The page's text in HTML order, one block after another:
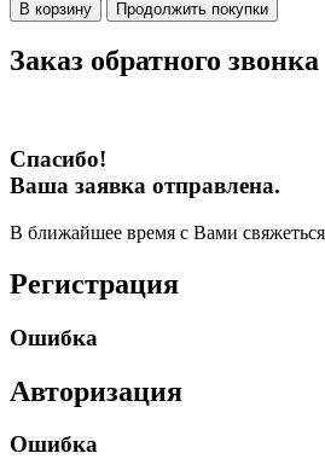
В корзину Продолжить покупки
Заказ обратного звонка
Спасибо!
Ваша заявка отправлена.
В ближайшее время с Вами
Регистрация
Ошибка
Авторизация
Ошибка